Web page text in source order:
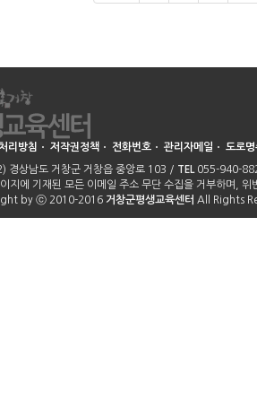
리방침 ㆍ 저작권정책 ㆍ 전화번호 ㆍ 관리자메일 ㆍ 도로명
경상남도 거창군 거창읍 중앙로 103 / TEL 055-940-
지에 기재된 모든 이메일 주소 무단 수집을 거부하며,
by ⓒ 2010-2016 거창군평생교육센터 All Rights